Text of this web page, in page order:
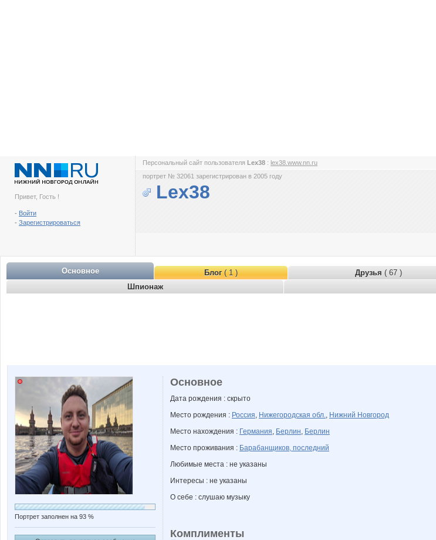
Привет, Гость !
- Войти
- Зарегистрироваться
Персональный сайт пользователя Lex38 : lex38.www.nn.ru
портрет № 32061 зарегистрирован в 2005 году
Lex38
Основное Блог( 1 ) Друзья ( 67 )
Шпионаж
Портрет заполнен на 93 %
Основное
Дата рождения : скрыто
Место рождения : Россия, Нижегородская обл., Нижний Новгород
Место нахождения : Германия, Берлин, Берлин
Место проживания : Барабанщиков, последний
Любимые места : не указаны
Интересы : не указаны
О себе : слушаю музыку
Комплименты